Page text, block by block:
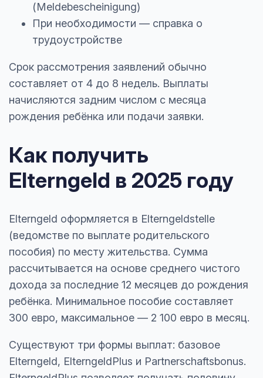
(Meldebescheinigung)
При необходимости — справка о
трудоустройстве
Срок рассмотрения заявлений обычно
составляет от 4 до 8 недель. Выплаты
начисляются задним числом с месяца
рождения ребёнка или подачи заявки.
Как получить
Elterngeld в 2025 году
Elterngeld оформляется в Elterngeldstelle
(ведомстве по выплате родительского
пособия) по месту жительства. Сумма
рассчитывается на основе среднего чистого
дохода за последние 12 месяцев до рождения
ребёнка. Минимальное пособие составляет
300 евро, максимальное — 2 100 евро в месяц.
Существуют три формы выплат: базовое
Elterngeld, ElterngeldPlus и Partnerschaftsbonus.